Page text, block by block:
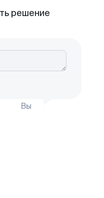
решение
Вы